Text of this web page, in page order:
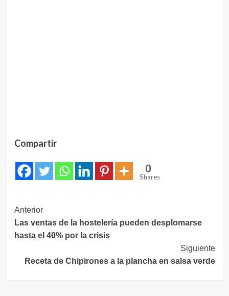
Compartir
0
Shares
Navegación
de
entradas
Anterior
Las ventas de la hostelería pueden desplomarse
hasta el 40% por la crisis
Siguiente
Receta de Chipirones a la plancha en salsa verde